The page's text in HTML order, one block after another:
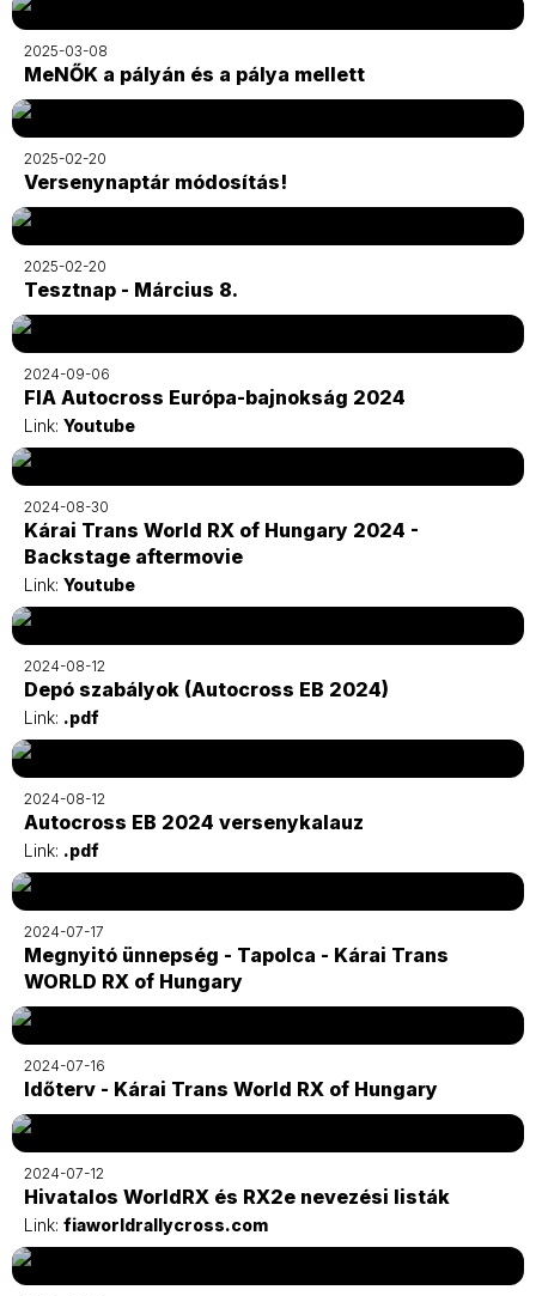
2025-03-08
MeNŐK a pályán és a pálya mellett
2025-02-20
Versenynaptár módosítás!
2025-02-20
Tesztnap - Március 8.
2024-09-06
FIA Autocross Európa-bajnokság 2024
Link: Youtube
2024-08-30
Kárai Trans World RX of Hungary 2024 -
Backstage aftermovie
Link: Youtube
2024-08-12
Depó szabályok (Autocross EB 2024)
Link: .pdf
2024-08-12
Autocross EB 2024 versenykalauz
Link: .pdf
2024-07-17
Megnyitó ünnepség - Tapolca - Kárai Trans
WORLD RX of Hungary
2024-07-16
Időterv - Kárai Trans World RX of Hungary
2024-07-12
Hivatalos WorldRX és RX2e nevezési listák
Link: fiaworldrallycross.com